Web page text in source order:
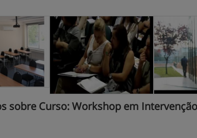
sobre Curso: Workshop em